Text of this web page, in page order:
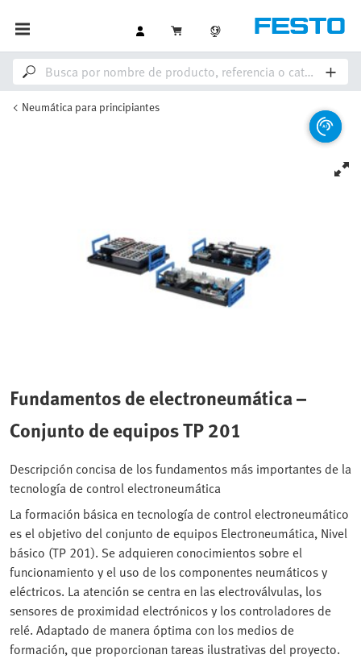
Neumática para principiantes
Fundamentos de electroneumática –
Conjunto de equipos TP 201
Descripción concisa de los fundamentos más importantes de la
tecnología de control electroneumática
La formación básica en tecnología de control electroneumático
es el objetivo del conjunto de equipos Electroneumática, Nivel
básico (TP 201). Se adquieren conocimientos sobre el
funcionamiento y el uso de los componentes neumáticos y
eléctricos. La atención se centra en las electroválvulas, los
sensores de proximidad electrónicos y los controladores de
relé. Adaptado de manera óptima con los medios de
formación, que proporcionan tareas ilustrativas del proyecto.